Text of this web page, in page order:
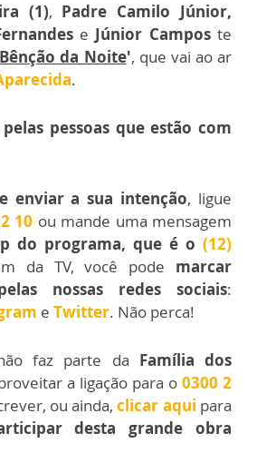
(1), Padre Camilo Júnior,
e Júnior Camposte
Bênção da Noite', que vai ao ar
.
pessoas que estão com
enviar a sua intenção, ligue
10 ou mande uma mensagem
do programa, que é o (12)
da TV, você pode marcar
nossas redes sociais:
e Twitter. Não perca!
faz parte da Família dos
a ligação para o 0300 2
ou ainda,clicar aqui para
desta grande obra